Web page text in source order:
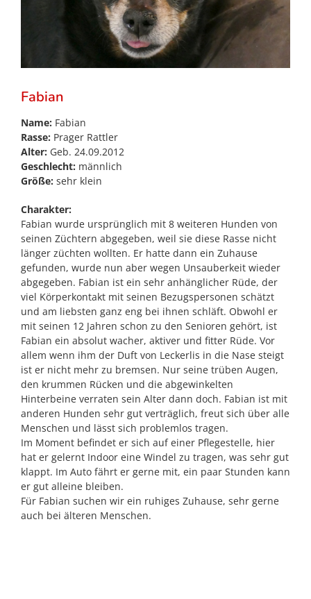
Fabian
Name: Fabian
Rasse: Prager Rattler
Alter: Geb. 24.09.2012
Geschlecht: männlich
Größe: sehr klein
Charakter:
Fabian wurde ursprünglich mit 8 weiteren Hunden von
seinen Züchtern abgegeben, weil sie diese Rasse nicht
länger züchten wollten. Er hatte dann ein Zuhause
gefunden, wurde nun aber wegen Unsauberkeit wieder
abgegeben. Fabian ist ein sehr anhänglicher Rüde, der
viel Körperkontakt mit seinen Bezugspersonen schätzt
und am liebsten ganz eng bei ihnen schläft. Obwohl er
mit seinen 12 Jahren schon zu den Senioren gehört, ist
Fabian ein absolut wacher, aktiver und fitter Rüde. Vor
allem wenn ihm der Duft von Leckerlis in die Nase steigt
ist er nicht mehr zu bremsen. Nur seine trüben Augen,
den krummen Rücken und die abgewinkelten
Hinterbeine verraten sein Alter dann doch. Fabian ist mit
anderen Hunden sehr gut verträglich, freut sich über alle
Menschen und lässt sich problemlos tragen.
Im Moment befindet er sich auf einer Pflegestelle, hier
hat er gelernt Indoor eine Windel zu tragen, was sehr gut
klappt. Im Auto fährt er gerne mit, ein paar Stunden kann
er gut alleine bleiben.
Für Fabian suchen wir ein ruhiges Zuhause, sehr gerne
auch bei älteren Menschen.